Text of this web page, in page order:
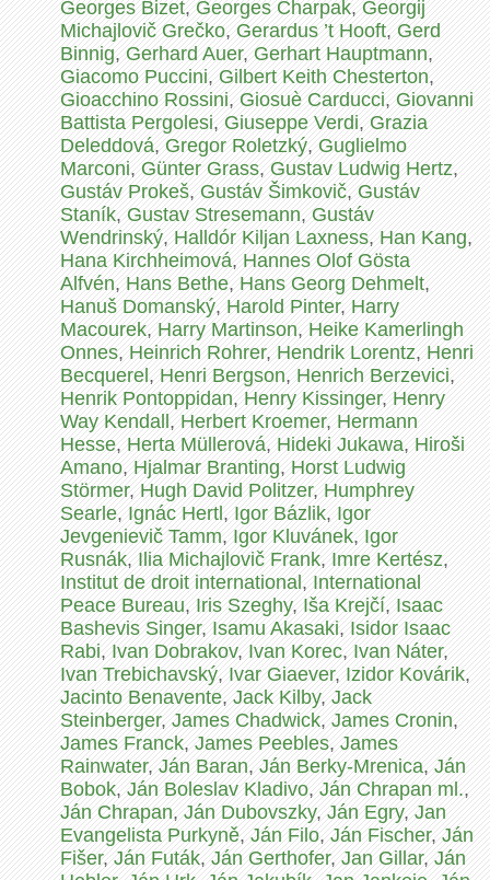
Georges Bizet,Georges Charpak,Georgij
Michajlovič Grečko,Gerardus ’t Hooft,Gerd
Binnig,Gerhard Auer,Gerhart Hauptmann,
Giacomo Puccini,Gilbert Keith Chesterton,
Gioacchino Rossini,Giosuè Carducci,Giovanni
Battista Pergolesi,Giuseppe Verdi,Grazia
Deleddová,Gregor Roletzký,Guglielmo
Marconi,Günter Grass,Gustav Ludwig Hertz,
Gustáv Prokeš,Gustáv Šimkovič,Gustáv
Staník,Gustav Stresemann,Gustáv
Wendrinský,Halldór Kiljan Laxness,Han Kang,
Hana Kirchheimová,Hannes Olof Gösta
Alfvén,Hans Bethe,Hans Georg Dehmelt,
Hanuš Domanský,Harold Pinter,Harry
Macourek,Harry Martinson,Heike Kamerlingh
Onnes,Heinrich Rohrer,Hendrik Lorentz,Henri
Becquerel,Henri Bergson,Henrich Berzevici,
Henrik Pontoppidan,Henry Kissinger,Henry
Way Kendall,Herbert Kroemer,Hermann
Hesse,Herta Müllerová,Hideki Jukawa,Hiroši
Amano,Hjalmar Branting,Horst Ludwig
Störmer,Hugh David Politzer,Humphrey
Searle,Ignác Hertl,Igor Bázlik,Igor
Jevgenievič Tamm,Igor Kluvánek,Igor
Rusnák,Ilia Michajlovič Frank,Imre Kertész,
Institut de droit international,International
Peace Bureau,Iris Szeghy,Iša Krejčí,Isaac
Bashevis Singer,Isamu Akasaki,Isidor Isaac
Rabi,Ivan Dobrakov,Ivan Korec,Ivan Náter,
Ivan Trebichavský,Ivar Giaever,Izidor Kovárik,
Jacinto Benavente,Jack Kilby,Jack
Steinberger,James Chadwick,James Cronin,
James Franck,James Peebles,James
Rainwater,Ján Baran,Ján Berky-Mrenica,Ján
Bobok,Ján Boleslav Kladivo,Ján Chrapan ml.,
Ján Chrapan,Ján Dubovszky,Ján Egry,Jan
Evangelista Purkyně,Ján Filo,Ján Fischer,Ján
Fišer,Ján Futák,Ján Gerthofer,Jan Gillar,Ján